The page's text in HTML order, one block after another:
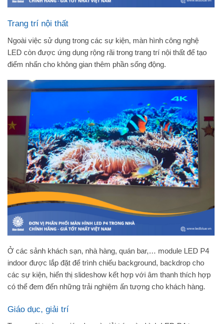
Trang trí nội thất
Ngoài việc sử dụng trong các sự kiện, màn hình công nghệ
LED còn được ứng dụng rộng rãi trong trang trí nội thất để tạo
điểm nhấn cho không gian thêm phần sống động.
Ở các sảnh khách sạn, nhà hàng, quán bar,… module LED P4
indoor được lắp đặt để trình chiếu background, backdrop cho
các sự kiện, hiển thị slideshow kết hợp với âm thanh thích hợp
có thể đem đến những trải nghiệm ấn tượng cho khách hàng.
Giáo dục, giải trí